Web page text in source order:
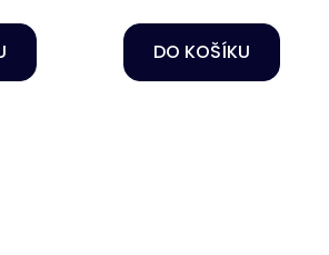
DO KOŠÍKU